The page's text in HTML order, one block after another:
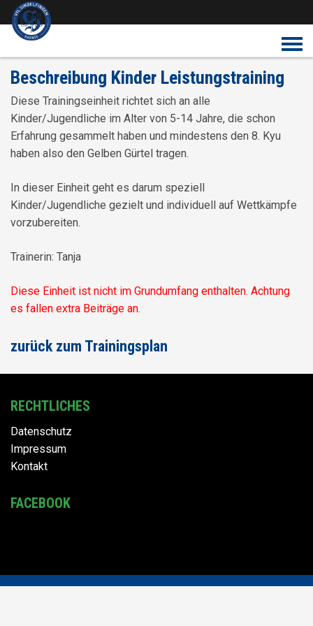
Überspringe den Content
Beschreibung Kinder Leistungstraining
Diese Trainingseinheit richtet sich an alle
Kinder/Jugendliche im Alter von 5-14 Jahre, die schon
Erfahrung gesammelt haben und mindestens den 8. Kyu
haben also den Gelben Gürtel tragen.
In dieser Einheit geht es darum speziell
Kinder/Jugendliche gezielt und individuell auf Wettkämpfe
vorzubereiten.
Trainerin: Tanja
Diese Einheit ist nicht im Grundumfang enthalten. Achtung
es fallen extra Beiträge an.
zurück zum Trainingsplan
RECHTLICHES
Datenschutz
Impressum
Kontakt
FACEBOOK